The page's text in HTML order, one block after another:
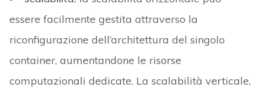
essere facilmente gestita attraverso la
riconfigurazione dell’architettura del singolo
container, aumentandone le risorse
computazionali dedicate. La scalabilità verticale,